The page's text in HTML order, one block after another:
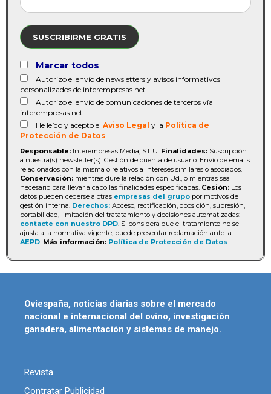
SUSCRIBIRME GRATIS
Marcar todos
Autorizo el envío de newsletters y avisos informativos
personalizados de interempresas.net
Autorizo el envío de comunicaciones de terceros vía
interempresas.net
He leído y acepto el Aviso Legal y la Política de
Protección de Datos
Responsable: Interempresas Media, S.L.U. Finalidades: Suscripción
a nuestra(s) newsletter(s). Gestión de cuenta de usuario. Envío de emails
relacionados con la misma o relativos a intereses similares o asociados.
Conservación: mientras dure la relación con Ud., o mientras sea
necesario para llevar a cabo las finalidades especificadas. Cesión: Los
datos pueden cederse a otras empresas del grupo por motivos de
gestión interna. Derechos: Acceso, rectificación, oposición, supresión,
portabilidad, limitación del tratatamiento y decisiones automatizadas:
contacte con nuestro DPD . Si considera que el tratamiento no se
ajusta a la normativa vigente, puede presentar reclamación ante la
AEPD Más información: Política de Protección de Datos
Oviespaña, noticias diarias sobre el mercado
nacional e internacional del ovino, investigación
ganadera, alimentación y sistemas de manejo.
Revista
Contratar Publicidad